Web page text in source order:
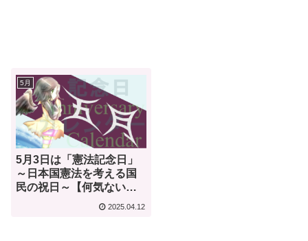
5月
5月3日は「憲法記念日」
～日本国憲法を考える国
民の祝日～【何気ない今
2025.04.12